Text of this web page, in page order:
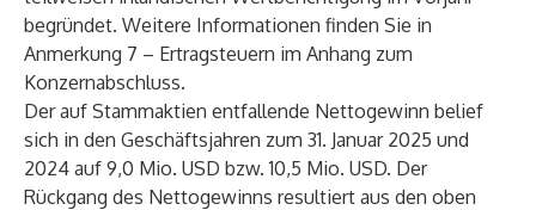
begründet. Weitere Informationen finden Sie in
Anmerkung 7 – Ertragsteuern im Anhang zum
Konzernabschluss.
Der auf Stammaktien entfallende Nettogewinn belief
sich in den Geschäftsjahren zum 31. Januar 2025 und
2024 auf 9,0 Mio. USD bzw. 10,5 Mio. USD. Der
Rückgang des Nettogewinns resultiert aus den oben